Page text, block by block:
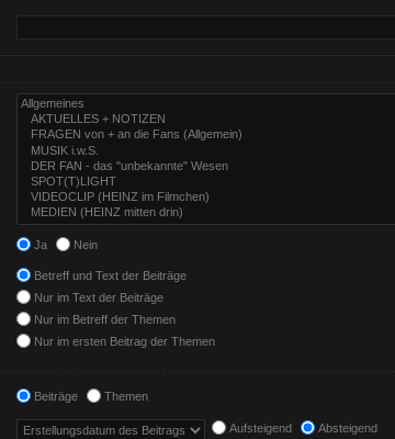
Ja Nein
Betreff und Text der Beiträge
Nur im Text der Beiträge
Nur im Betreff der Themen
Nur im ersten Beitrag der Themen
Beiträge Themen
Aufsteigend Absteigend